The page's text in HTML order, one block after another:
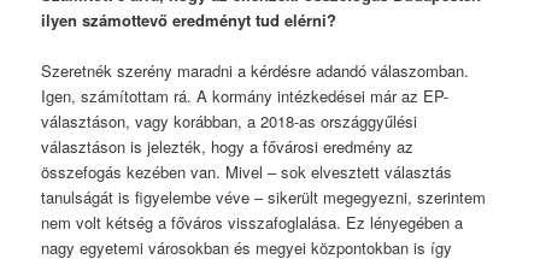
ilyen számottevő eredményt tud elérni?
Szeretnék szerény maradni a kérdésre adandó válaszomban.
Igen, számítottam rá. A kormány intézkedései már az EP-
választáson, vagy korábban, a 2018-as országgyűlési
választáson is jelezték, hogy a fővárosi eredmény az
összefogás kezében van. Mivel – sok elvesztett választás
tanulságát is figyelembe véve – sikerült megegyezni, szerintem
nem volt kétség a főváros visszafoglalása. Ez lényegében a
nagy egyetemi városokban és megyei központokban is így